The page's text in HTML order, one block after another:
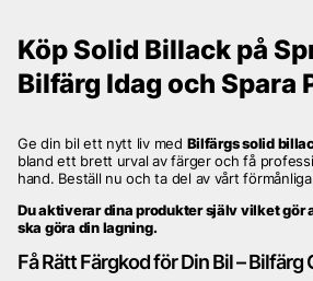
Köp Solid Billack på
Bilfärg Idag och Spara
Ge din bil ett nytt liv med Bilfärgs solid
bland ett brett urval av färger och få
hand. Beställ nu och ta del av vårt
Du aktiverar dina produkter själv vilket gör
ska göra din lagning.
Få Rätt Färgkod för Din Bil – Bilfärg